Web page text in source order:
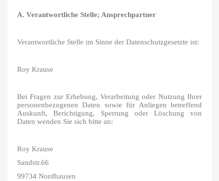
A. Verantwortliche Stelle; Ansprechpartner
Verantwortliche Stelle im Sinne der Datenschutzgesetzte ist:
Roy Krause
Bei Fragen zur Erhebung, Verarbeitung oder Nutzung Ihrer
personenbezogenen Daten sowie für Anliegen betreffend
Auskunft, Berichtigung, Sperrung oder Löschung von
Daten wenden Sie sich bitte an:
Roy Krause
Sandstr.66
99734 Nordhausen